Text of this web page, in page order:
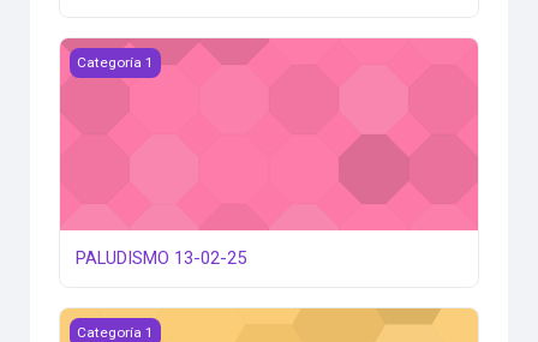
PALUDISMO 13-02-25
Categoría 1
PALUDISMO 13-02-25
Paquetes De Acciones Para Prevenir y Vigilar Las
Categoría 1